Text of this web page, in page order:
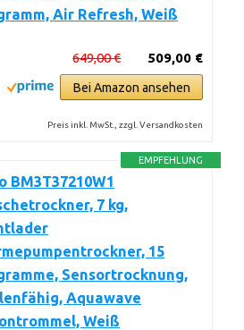
Air Refresh, Weiß
509,00 €
649,00 €
Bei Amazon ansehen
Preis inkl. MwSt., zzgl. Versandkosten
EMPFEHLUNG
BM3T37210W1
7 kg,
15
Sensortrocknung,
Aquawave
Weiß